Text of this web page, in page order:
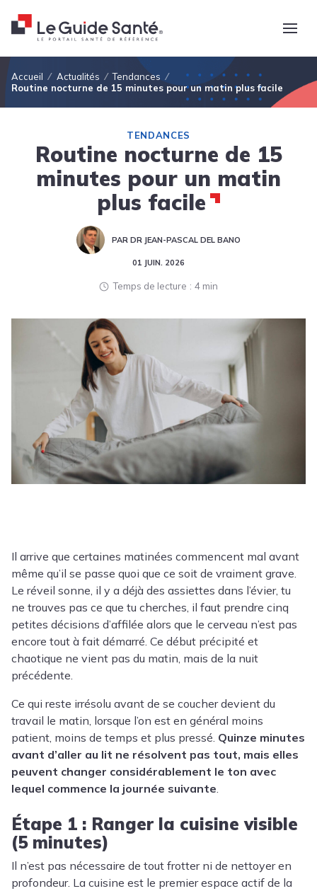
Fil d'Ariane
Accueil Actualités
Tendances
Routine nocturne de 15 minutes pour un matin plus facile
TENDANCES
Routine nocturne de 15
minutes pour un matin
plus facile
PAR DR JEAN-PASCAL DEL BANO
01 JUIN. 2026
Temps de lecture 4 min
Il arrive que certaines matinées commencent mal avant
même qu’il se passe quoi que ce soit de vraiment grave.
Le réveil sonne, il y a déjà des assiettes dans l’évier, tu
ne trouves pas ce que tu cherches, il faut prendre cinq
petites décisions d’affilée alors que le cerveau n’est pas
encore tout à fait démarré. Ce début précipité et
chaotique ne vient pas du matin, mais de la nuit
précédente.
Ce qui reste irrésolu avant de se coucher devient du
travail le matin, lorsque l’on est en général moins
patient, moins de temps et plus pressé. Quinze minutes
avant d’aller au lit ne résolvent pas tout, mais elles
peuvent changer considérablement le ton avec
lequel commence la journée suivante.
Étape 1 : Ranger la cuisine visible
(5 minutes)
Il n’est pas nécessaire de tout frotter ni de nettoyer en
profondeur. La cuisine est le premier espace actif de la